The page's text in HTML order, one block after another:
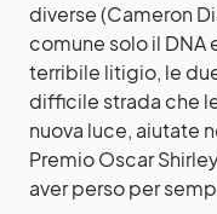
diverse (Cameron
comune solo il DNA
terribile litigio, le
difficile strada che
nuova luce, aiutate
Premio Oscar
aver perso per